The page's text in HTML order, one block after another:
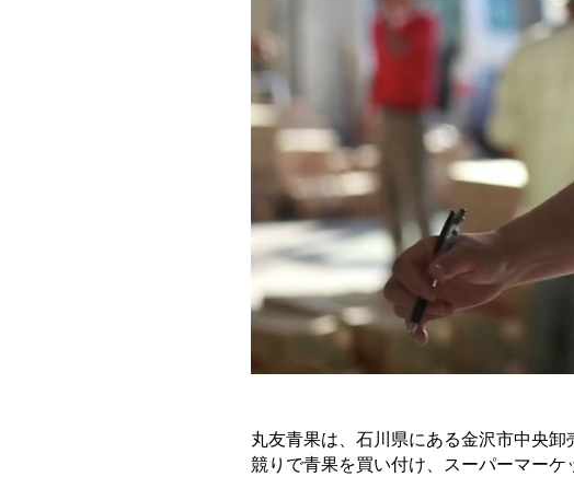
丸友青果は、石川県にある金沢市中央
競りで青果を買い付け、スーパーマーケ